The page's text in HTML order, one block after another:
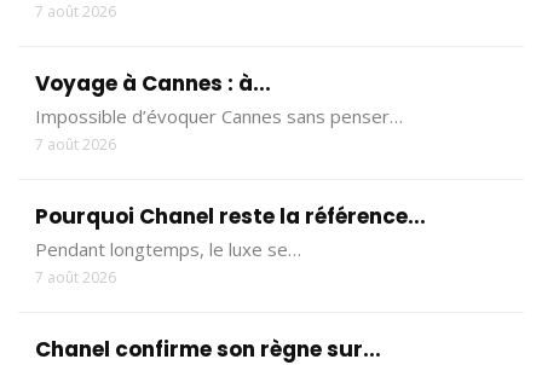
7 août 2026
Voyage à Cannes : à...
Impossible d’évoquer Cannes sans penser…
7 août 2026
Pourquoi Chanel reste la référence...
Pendant longtemps, le luxe se…
7 août 2026
Chanel confirme son règne sur...